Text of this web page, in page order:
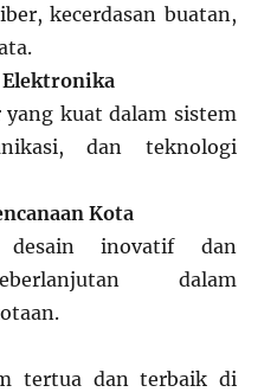
kecerdasan buatan,
yang kuat dalam sistem
dan teknologi
Kota
desain inovatif dan
dalam
tertua dan terbaik di